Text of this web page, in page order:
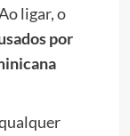
ligar, o
​​por